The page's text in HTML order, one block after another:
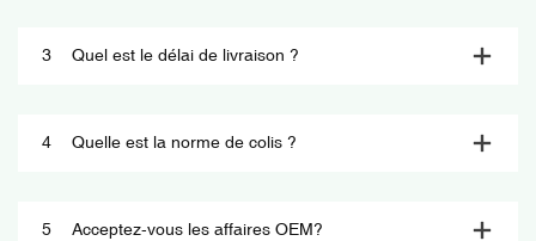
3 Quel est le délai de livraison ?
4 Quelle est la norme de colis ?
5 Acceptez-vous les affaires OEM?